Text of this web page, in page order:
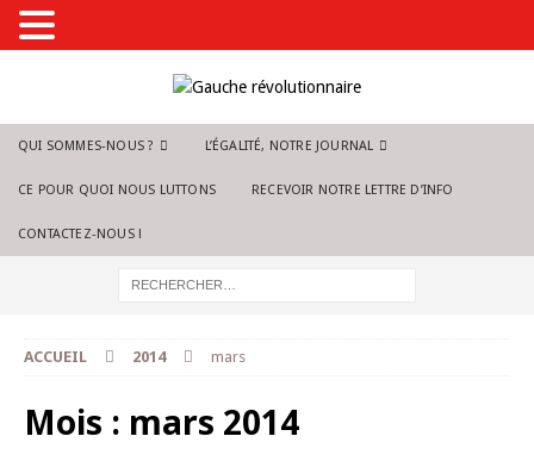
QUI SOMMES-NOUS ? L’ÉGALITÉ, NOTRE JOURNAL
CE POUR QUOI NOUS LUTTONS RECEVOIR NOTRE LETTRE D’INFO
CONTACTEZ-NOUS !
ACCUEIL 2014 mars
Mois : mars 2014